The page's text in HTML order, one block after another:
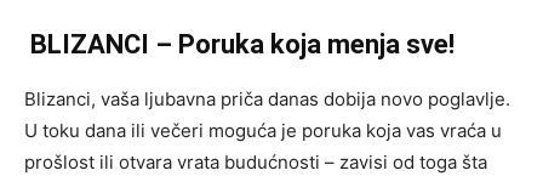
BLIZANCI – Poruka koja menja sve!
Blizanci, vaša ljubavna priča danas dobija novo poglavlje.
U toku dana ili večeri moguća je poruka koja vas vraća u
prošlost ili otvara vrata budućnosti – zavisi od toga šta